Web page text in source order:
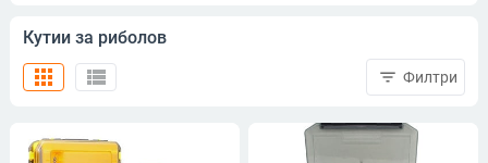
Кутии за риболов
view_list
apps filter_list Филтри